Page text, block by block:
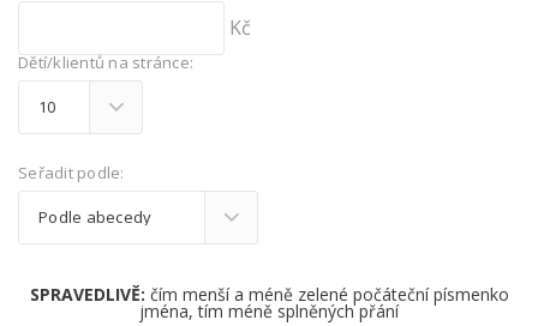
Kč
Dětí/klientů na stránce:
Seřadit podle:
SPRAVEDLIVĚ: čím menší a méně zelené počáteční písmenko
jména, tím méně splněných přání